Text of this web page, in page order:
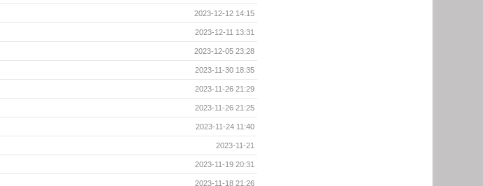
2023-12-12 14:15
2023-12-11 13:31
2023-12-05 23:28
2023-11-30 18:35
2023-11-26 21:29
2023-11-26 21:25
2023-11-24 11:40
2023-11-21
2023-11-19 20:31
2023-11-18 21:26